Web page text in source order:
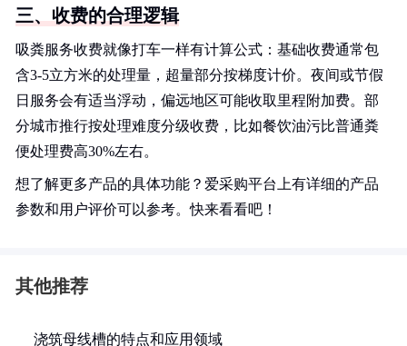
三、收费的合理逻辑
吸粪服务收费就像打车一样有计算公式：基础收费通常包
含3-5立方米的处理量，超量部分按梯度计价。夜间或节假
日服务会有适当浮动，偏远地区可能收取里程附加费。部
分城市推行按处理难度分级收费，比如餐饮油污比普通粪
便处理费高30%左右。
想了解更多产品的具体功能？爱采购平台上有详细的产品
参数和用户评价可以参考。快来看看吧！
其他推荐
浇筑母线槽的特点和应用领域